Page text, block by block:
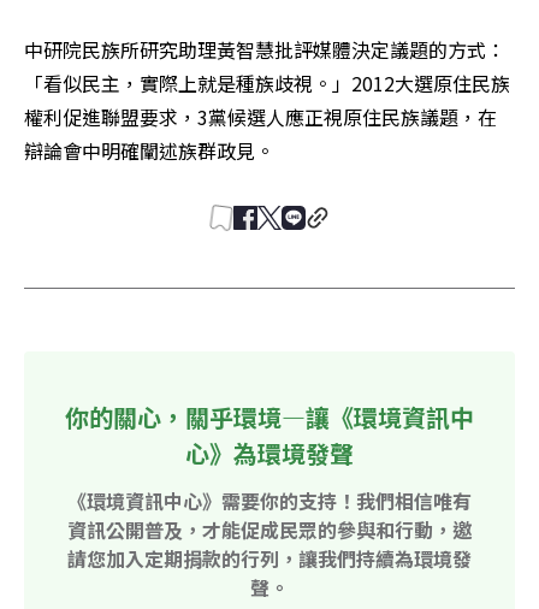
中研院民族所研究助理黃智慧批評媒體決定議題的方式：
「看似民主，實際上就是種族歧視。」2012大選原住民族
權利促進聯盟要求，3黨候選人應正視原住民族議題，在
辯論會中明確闡述族群政見。
你的關心，關乎環境—讓《環境資訊中
心》為環境發聲
《環境資訊中心》需要你的支持！我們相信唯有
資訊公開普及，才能促成民眾的參與和行動，邀
請您加入定期捐款的行列，讓我們持續為環境發
聲。